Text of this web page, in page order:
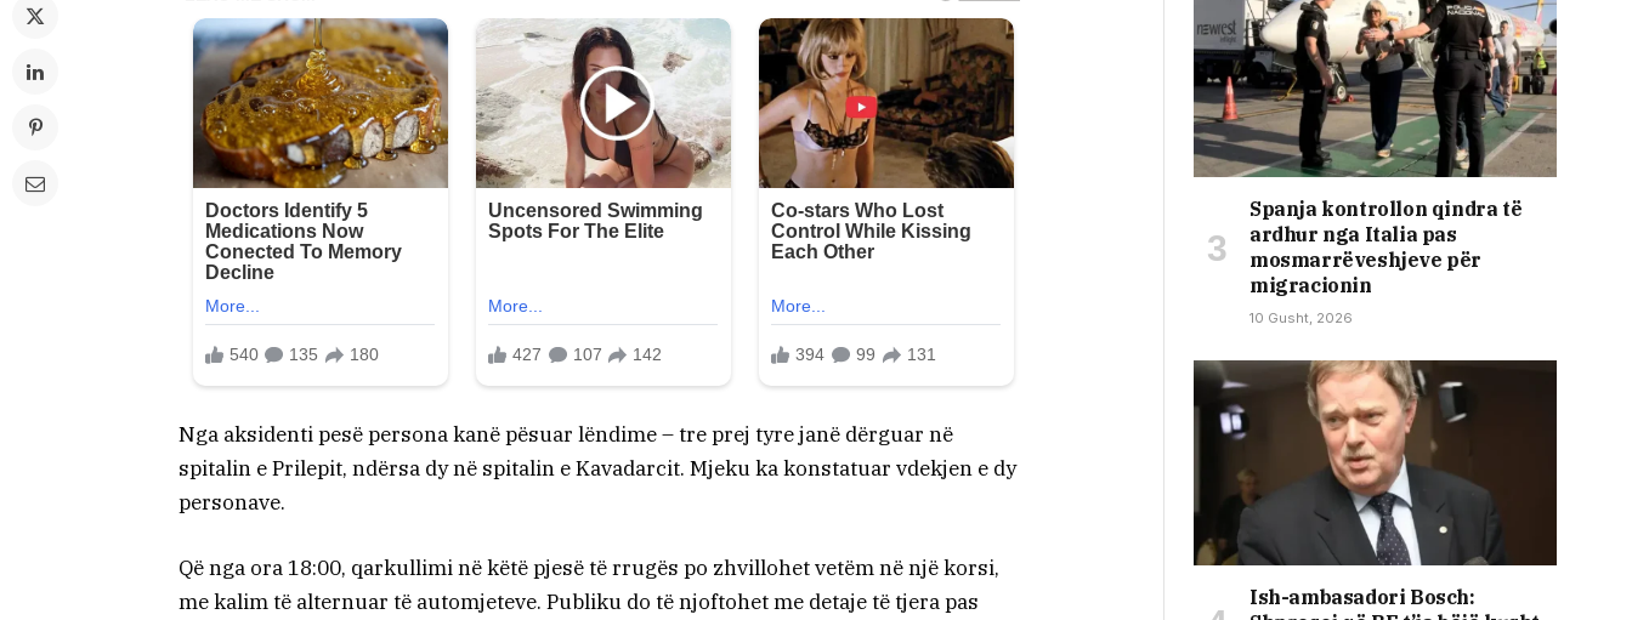
Nga aksidenti pesë persona kanë pësuar lëndime – tre prej tyre janë dërguar në
spitalin e Prilepit, ndërsa dy në spitalin e Kavadarcit. Mjeku ka konstatuar vdekjen e dy
personave.
Që nga ora 18:00, qarkullimi në këtë pjesë të rrugës po zhvillohet vetëm në një korsi,
me kalim të alternuar të automjeteve. Publiku do të njoftohet me detaje të tjera pas
Spanja kontrollon qindra të
ardhur nga Italia pas
mosmarrëveshjeve për
migracionin
10 Gusht, 2026
Ish-ambasadori Bosch: